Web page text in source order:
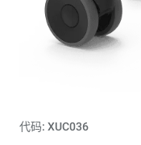
代码: XUC036